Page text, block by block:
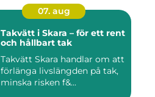
07. aug
Takvätt i Skara – för ett rent
och hållbart tak
Takvätt Skara handlar om att
förlänga livslängden på tak,
minska risken f&...